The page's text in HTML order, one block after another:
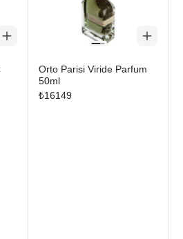
Orto Parisi Viride Parfum
50ml
₺16149